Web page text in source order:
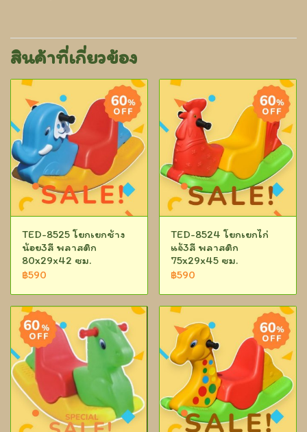
สินค้าที่เกี่ยวข้อง
TED-8525 โยกเยกช้าง
น้อย3สี พลาสติก
80x29x42 ซม.
฿590
TED-8524 โยกเยกไก่
แจ้3สี พลาสติก
75x29x45 ซม.
฿590